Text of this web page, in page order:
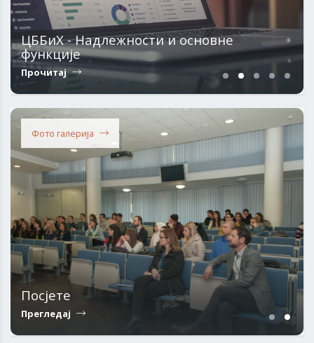
ЦББиХ - Надлежности и основне
функције
Прочитај
Фото галерија
Посјете
Прегледај